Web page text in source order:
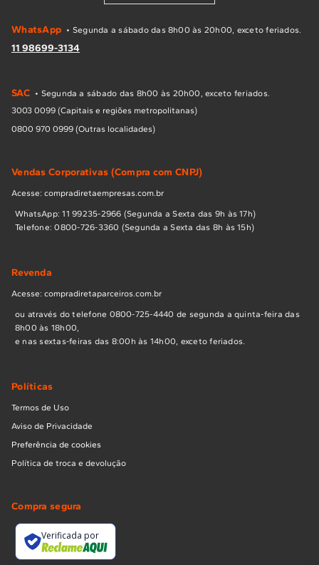
WhatsApp • Segunda a sábado das 8h00 às 20h00, exceto feriados.
11 98699-3134
SAC • Segunda a sábado das 8h00 às 20h00, exceto feriados.
3003 0099 (Capitais e regiões metropolitanas)
0800 970 0999 (Outras localidades)
Vendas Corporativas (Compra com CNPJ)
Acesse: compradiretaempresas.com.br
WhatsApp: 11 99235-2966 (Segunda a Sexta das 9h às 17h)
Telefone: 0800-726-3360 (Segunda a Sexta das 8h às 15h)
Revenda
Acesse: compradiretaparceiros.com.br
ou através do telefone 0800-725-4440 de segunda a quinta-feira das
8h00 às 18h00,
e nas sextas-feiras das 8:00h às 14h00, exceto feriados.
Políticas
Termos de Uso
Aviso de Privacidade
Preferência de cookies
Política de troca e devolução
Compra segura
Verificada por